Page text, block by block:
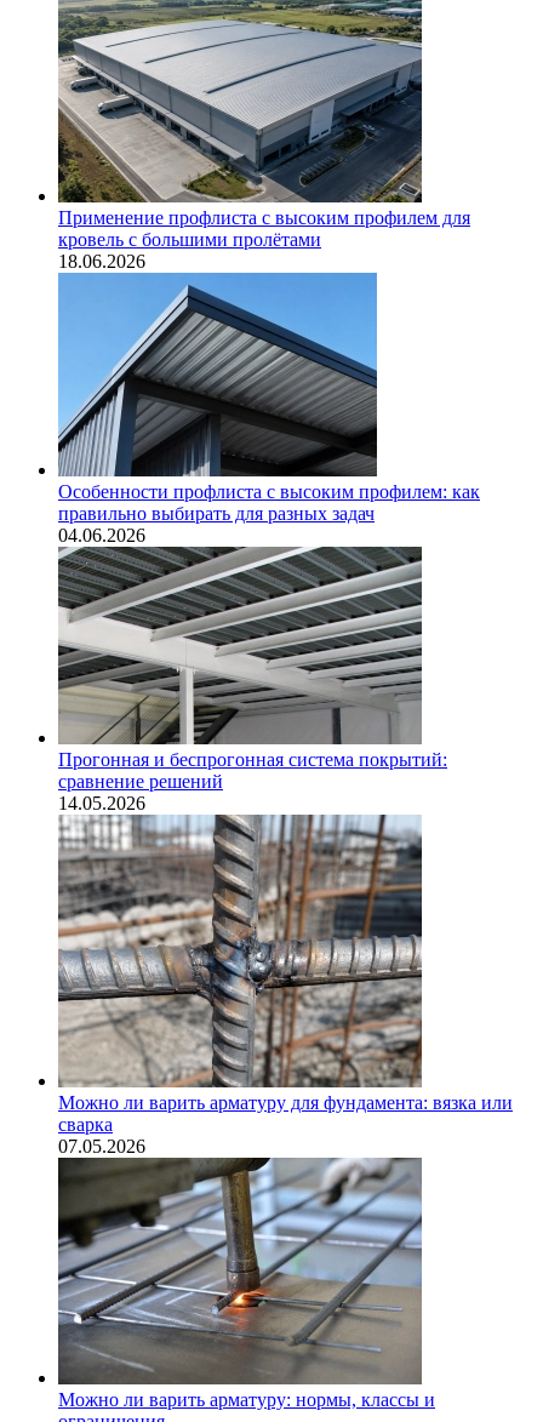
Применение профлиста с высоким профилем для
кровель с большими пролётами
18.06.2026
Особенности профлиста с высоким профилем: как
правильно выбирать для разных задач
04.06.2026
Прогонная и беспрогонная система покрытий:
сравнение решений
14.05.2026
Можно ли варить арматуру для фундамента: вязка или
сварка
07.05.2026
Можно ли варить арматуру: нормы, классы и